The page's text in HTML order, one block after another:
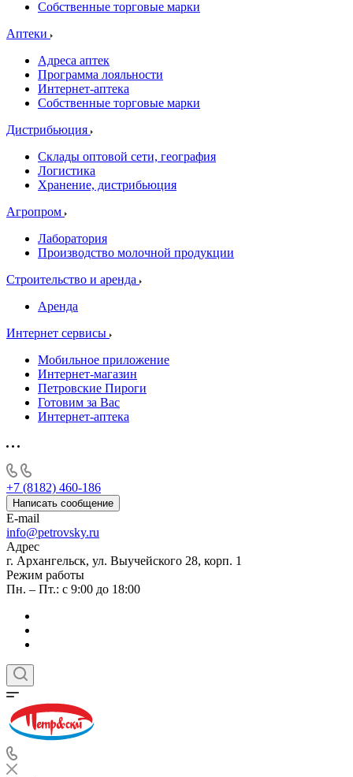
Собственные торговые марки
Аптеки
Адреса аптек
Программа лояльности
Интернет-аптека
Собственные торговые марки
Дистрибьюция
Склады оптовой сети, география
Логистика
Хранение, дистрибьюция
Агропром
Лаборатория
Производство молочной продукции
Строительство и аренда
Аренда
Интернет сервисы
Мобильное приложение
Интернет-магазин
Петровские Пироги
Готовим за Вас
Интернет-аптека
+7 (8182) 460-186
Написать сообщение
E-mail
info@petrovsky.ru
Адрес
г. Архангельск, ул. Выучейского 28, корп. 1
Режим работы
Пн. – Пт.: с 9:00 до 18:00